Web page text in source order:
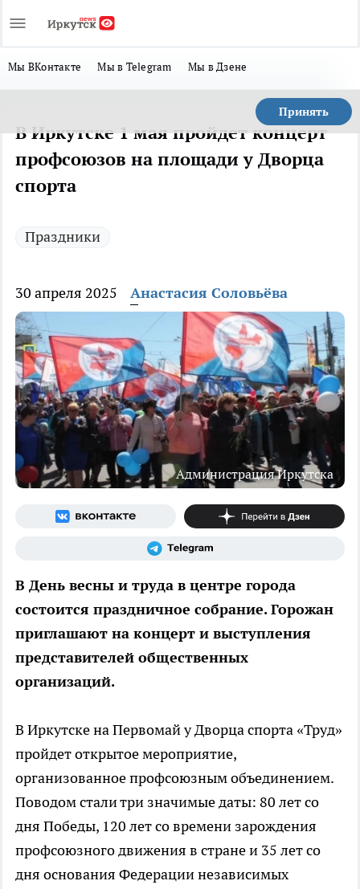
Мы ВКонтакте Мы в Telegram Мы в Дзене
Принять
В Иркутске 1 мая пройдет концерт
профсоюзов на площади у Дворца
спорта
Праздники
30 апреля 2025 Анастасия Соловьёва
Администрация Иркутска
В День весны и труда в центре города
состоится праздничное собрание. Горожан
приглашают на концерт и выступления
представителей общественных
организаций.
В Иркутске на Первомай у Дворца спорта «Труд»
пройдет открытое мероприятие,
организованное профсоюзным объединением.
Поводом стали три значимые даты: 80 лет со
дня Победы, 120 лет со времени зарождения
профсоюзного движения в стране и 35 лет со
дня основания Федерации независимых